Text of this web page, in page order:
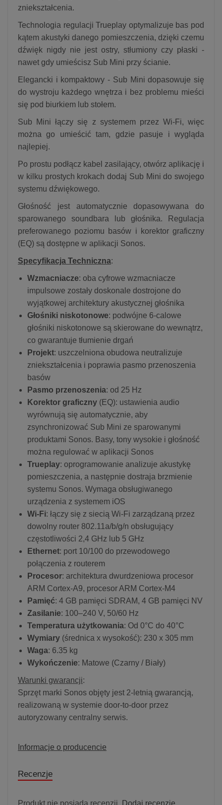
zniekształcenia.
Technologia regulacji Trueplay optymalizuje bas pod
kątem akustyki danego pomieszczenia, dzięki czemu
dźwięk nigdy nie jest ostry, stłumiony czy płaski -
nawet gdy umieścisz Sub Mini przy ścianie.
Elegancki i kompaktowy - Sub Mini dopasowuje się
do wystroju każdego wnętrza i bez problemu mieści
się pod biurkiem lub stołem.
Sub Mini łączy się z systemem przez Wi-Fi, więc
można go umieścić tam, gdzie pasuje i wygląda
najlepiej.
Po prostu podłącz kabel zasilający, otwórz aplikację i
w kilku prostych krokach dodaj Sub Mini do swojego
systemu dźwiękowego.
Głośność jest automatycznie dopasowywana do
sparowanego soundbara lub głośnika. Regulacja
preferowanego poziomu basów i korektor graficzny
(EQ) są dostępne w aplikacji Sonos.
Specyfikacja Techniczna:
Wzmacniacze: oba cyfrowe wzmacniacze
impulsowe zostały doskonale dostrojone do
wyjątkowej architektury akustycznej głośnika
Głośniki niskotonowe: podwójne 6-calowe
głośniki niskotonowe są skierowane do wewnątrz,
co gwarantuje tłumienie drgań
Projekt: uszczelniona obudowa neutralizuje
zniekształcenia i poprawia pasmo przenoszenia
basów
Pasmo przenoszenia: od 25 Hz
Korektor graficzny (EQ): ustawienia audio
wyrównują się automatycznie, aby
zsynchronizować Sub Mini ze sparowanymi
produktami Sonos. Basy, tony wysokie i głośność
można regulować w aplikacji Sonos
Trueplay: oprogramowanie analizuje akustykę
pomieszczenia, a następnie dostraja brzmienie
systemu Sonos. Wymaga obsługiwanego
urządzenia z systemem iOS
Wi-Fi: łączy się z siecią Wi-Fi zarządzaną przez
dowolny router 802.11a/b/g/n obsługujący
częstotliwości 2,4 GHz lub 5 GHz
Ethernet: port 10/100 do przewodowego
połączenia z routerem
Procesor: architektura dwurdzeniowa procesor
ARM Cortex-A9, procesor ARM Cortex-M4
Pamięć: 4 GB pamięci SDRAM, 4 GB pamięci NV
Zasilanie: 100–240 V, 50/60 Hz
Temperatura użytkowania: Od 0°C do 40°C
Wymiary (średnica x wysokość): 230 x 305 mm
Waga: 6.35 kg
Wykończenie: Matowe (Czarny / Biały)
Warunki gwarancji:
Sprzęt marki Sonos objęty jest 2-letnią gwarancją,
realizowaną w systemie door-to-door przez
autoryzowany centralny serwis.
Informacje o producencie
Recenzje
Produkt nie posiada recenzji. Dodaj recenzję